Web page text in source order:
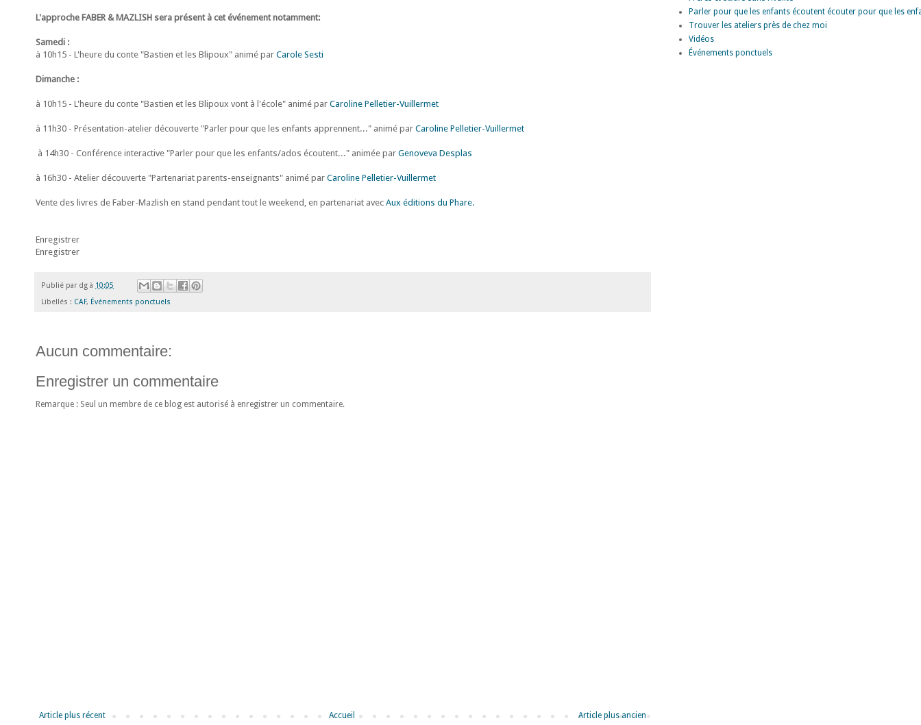
L'approche FABER & MAZLISH sera présent à cet événement notamment:
Samedi :
à 10h15 - L'heure du conte "Bastien et les Blipoux" animé par Carole Sesti
Dimanche :
à 10h15 - L'heure du conte "Bastien et les Blipoux vont à l'école" animé par Caroline Pelletier-Vuillermet
à 11h30 - Présentation-atelier découverte "Parler pour que les enfants apprennent..." animé par Caroline Pelletier-Vuillermet
à 14h30 - Conférence interactive "Parler pour que les enfants/ados écoutent..." animée par Genoveva Desplas
à 16h30 - Atelier découverte "Partenariat parents-enseignants" animé par Caroline Pelletier-Vuillermet
Vente des livres de Faber-Mazlish en stand pendant tout le weekend, en partenariat avec Aux éditions du Phare.
Enregistrer
Enregistrer
Publié par dg à 10:05
Libellés : CAF, Événements ponctuels
Aucun commentaire:
Enregistrer un commentaire
Remarque : Seul un membre de ce blog est autorisé à enregistrer un commentaire.
Article plus récent Article plus ancien
Accueil
Parler pour que les enfants écoutent écouter pour que les
Trouver les ateliers près de chez moi
Vidéos
Événements ponctuels